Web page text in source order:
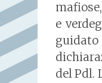
e
guidato
del Pdl.